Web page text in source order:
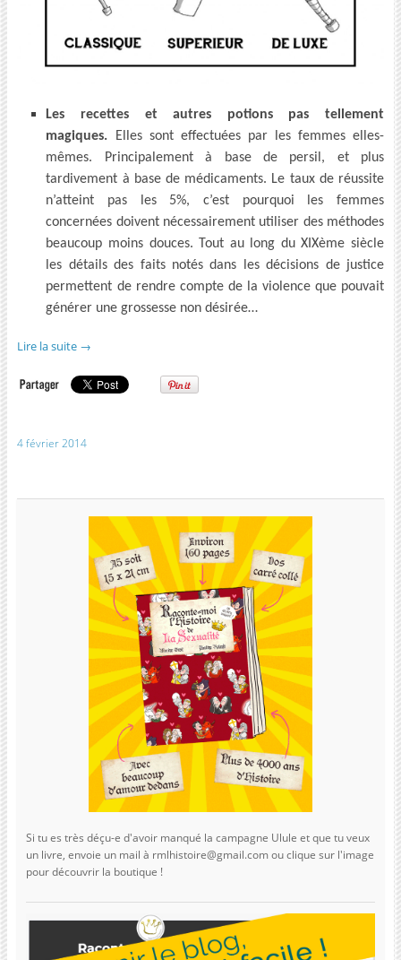
Les recettes et autres potions pas tellement
magiques. Elles sont effectuées par les femmes elles-
mêmes. Principalement à base de persil, et plus
tardivement à base de médicaments. Le taux de réussite
n’atteint pas les 5%, c’est pourquoi les femmes
concernées doivent nécessairement utiliser des méthodes
beaucoup moins douces. Tout au long du XIXème siècle
les détails des faits notés dans les décisions de justice
permettent de rendre compte de la violence que pouvait
générer une grossesse non désirée…
Lire la suite →
4 février 2014
Si tu es très déçu-e d'avoir manqué la campagne Ulule et que tu veux
un livre, envoie un mail à rmlhistoire@gmail.com ou clique sur l'image
pour découvrir la boutique !